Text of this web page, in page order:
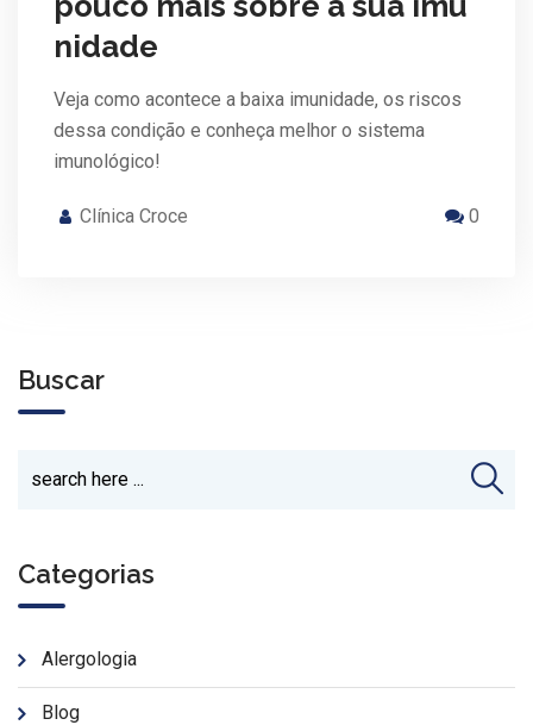
nidade
Veja como acontece a baixa imunidade, os riscos
dessa condição e conheça melhor o sistema
imunológico!
Clínica Croce 0
Buscar
Categorias
Alergologia
Blog